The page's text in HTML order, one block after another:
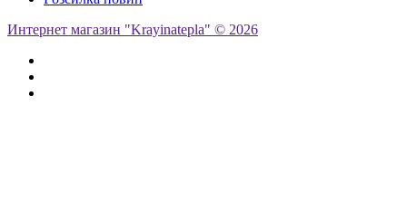
Интернет магазин "Krayinatepla" © 2026